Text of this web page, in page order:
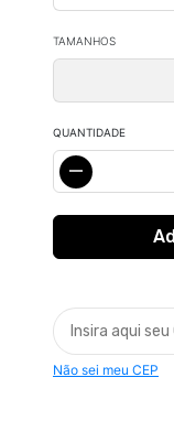
TAMANHOS
QUANTIDADE
Não sei meu CEP